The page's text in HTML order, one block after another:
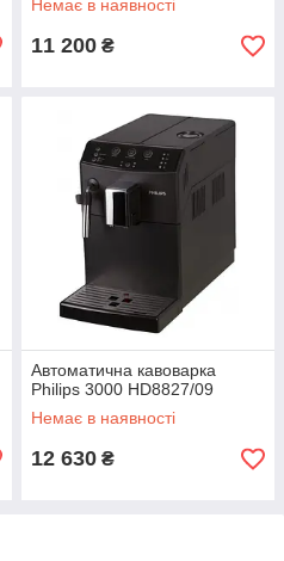
Немає в наявності
11 200 ₴
Автоматична кавоварка
Philips 3000 HD8827/09
Немає в наявності
12 630 ₴